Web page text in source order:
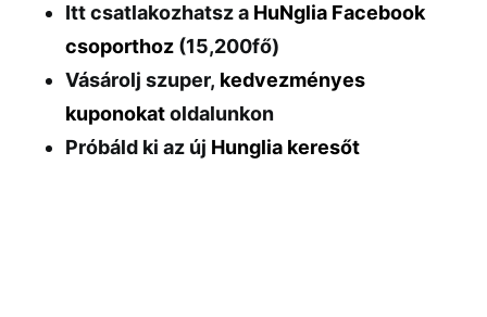
Itt csatlakozhatsz a HuNglia Facebook
csoporthoz (15,200fő)
Vásárolj szuper, kedvezményes
kuponokatoldalunkon
Próbáld ki az új Hunglia keresőt